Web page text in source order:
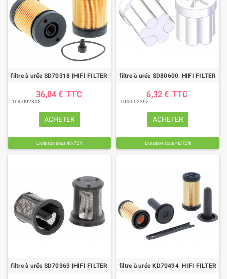
filtre à urée SD70318 |HIFI FILTER
36,04 € TTC
104-002345
ACHETER
Livraison sous 48/72 h
filtre à urée SD80600 |HIFI FILTER
6,32 € TTC
104-002352
ACHETER
Livraison sous 48/72 h
filtre à urée SD70363 |HIFI FILTER filtre à urée KD70494 |HIFI FILTER